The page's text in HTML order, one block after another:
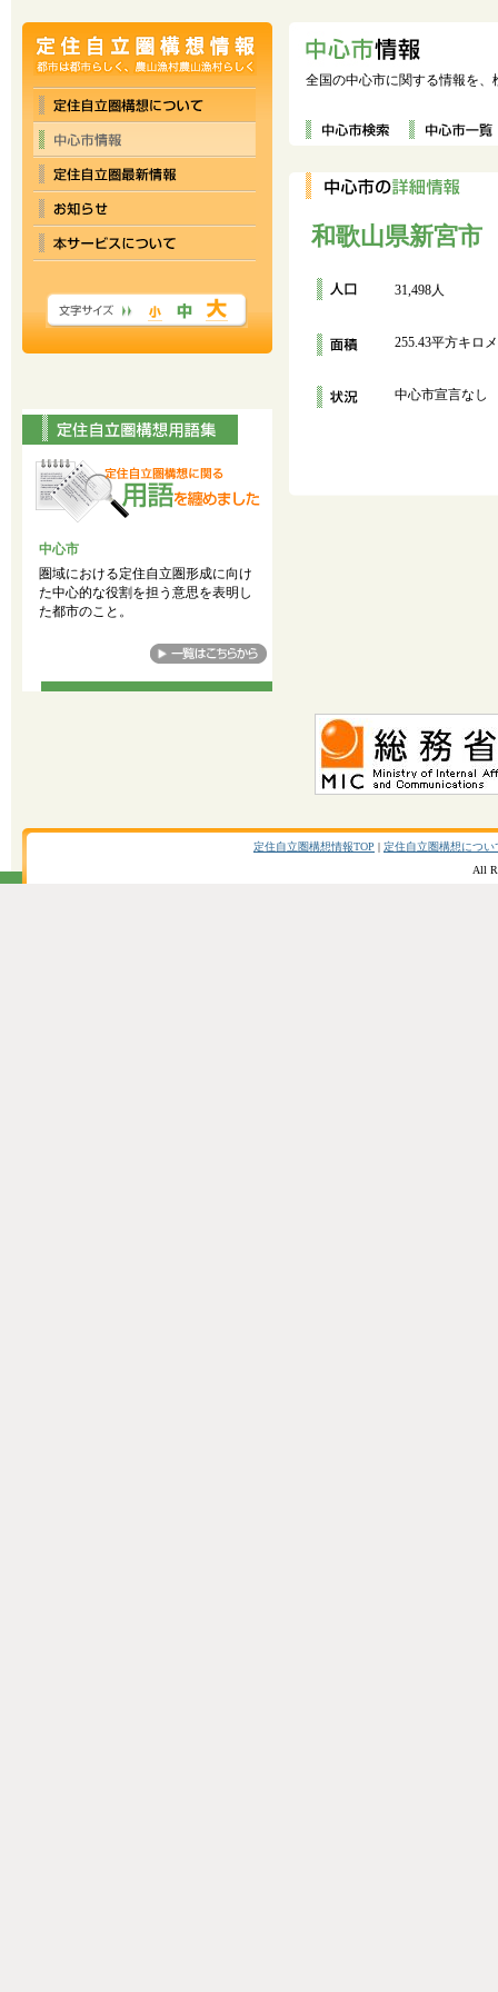
全国の中心市に関する情報を
和歌山県新宮市
31,498人
255.43平方キロ
中心市宣言なし
中心市
圏域における定住自立圏形成に向け
た中心的な役割を担う意思を表明し
た都市のこと。
定住自立圏構想情報TOP | 定住自立圏構想につい
All